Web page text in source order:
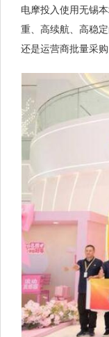
电摩投入使用无锡
重、高续航、高稳
还是运营商批量采